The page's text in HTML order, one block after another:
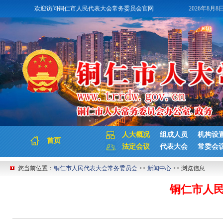
欢迎访问铜仁市人民代表大会常务委员会官网 2026年8月8
首页
人大概况 组成人员
机构设
法定会议
代表大会 常委会
您当前位置： 铜仁市人民代表大会常务委员会 >> 新闻中心 >> 浏览信息
铜仁市人